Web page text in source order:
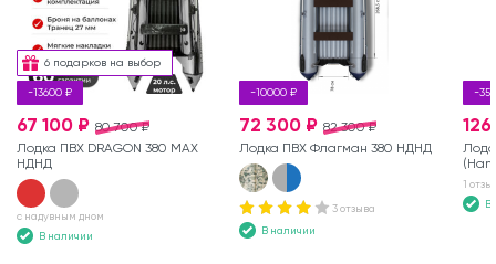
6 подарков на выбор
-13600 ₽
80 700 ₽
67 100 ₽
Лодка ПВХ DRAGON 380 MAX
НДНД
с надувным дном
В наличии
-10000 ₽
82 300 ₽
72 300 ₽
Лодка ПВХ Флагман 380 НДНД
3 отзыва
В наличии
-
1
В